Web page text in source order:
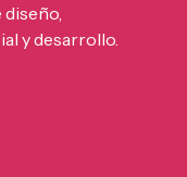
y desarrollo.